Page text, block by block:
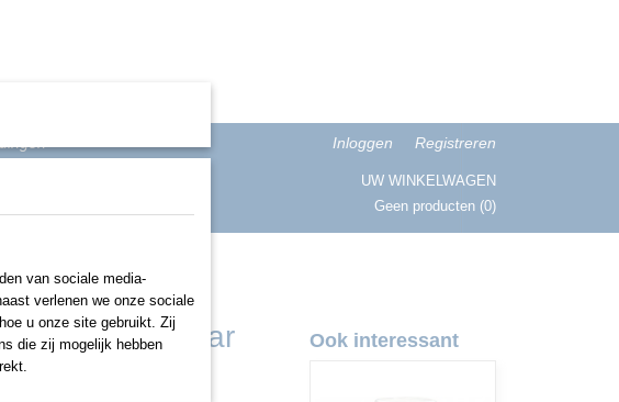
Inloggen Registreren
UW WINKELWAGEN
Geen producten (0)
SIGNALISATIE
met 500 paar
oordoppen
Ook interessant
van sociale media-
verlenen we onze sociale
u onze site gebruikt. Zij
die zij mogelijk hebben